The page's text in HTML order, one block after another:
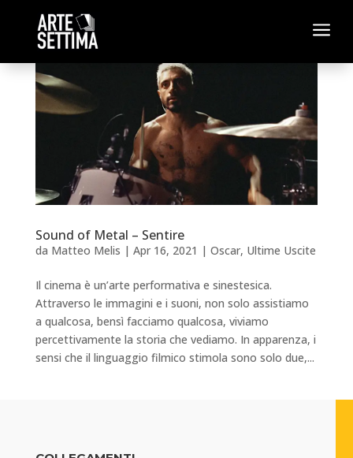
a
Sound of Metal – Sentire
da Matteo Melis | Apr 16, 2021 | Oscar, Ultime Uscite
Il cinema è un’arte performativa e sinestesica.
Attraverso le immagini e i suoni, non solo assistiamo
a qualcosa, bensì facciamo qualcosa, viviamo
percettivamente la storia che vediamo. In apparenza, i
sensi che il linguaggio filmico stimola sono solo due,...